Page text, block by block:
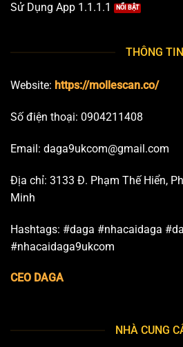
Sử Dụng App 1.1.1.1
THÔNG TIN
Website: https://mollescan.co/
Số điện thoại: 0904211408
Email: daga9ukcom@gmail.com
Địa chỉ: 3133 Đ. Phạm Thế Hiển,
Minh
Hashtags: #daga #nhacaidaga
#nhacaidaga9ukcom
CEO DAGA
NHÀ CUNG